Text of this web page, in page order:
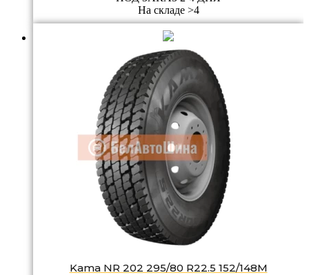
На складе >4
Kama NR 202 295/80 R22.5 152/148M